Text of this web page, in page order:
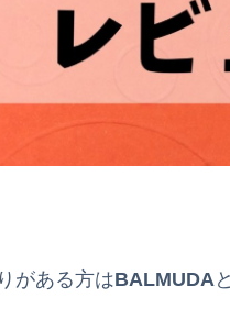
がある方はBALMUDA